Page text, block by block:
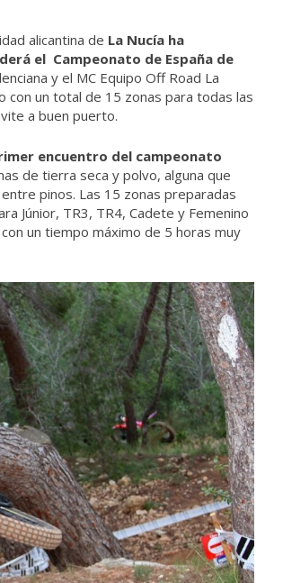
alicantina de La Nucía ha
el Campeonato de España de
y el MC Equipo Off Road La
con un total de 15 zonas para todas las
a buen puerto.
encuentro del campeonato
de tierra seca y polvo, alguna que
pinos. Las 15 zonas preparadas
Júnior, TR3, TR4, Cadete y Femenino
un tiempo máximo de 5 horas muy